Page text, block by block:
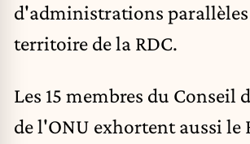
d'administrations
territoire de la RDC.
Les 15 membres du Conseil
de l'ONU exhortent aussi le